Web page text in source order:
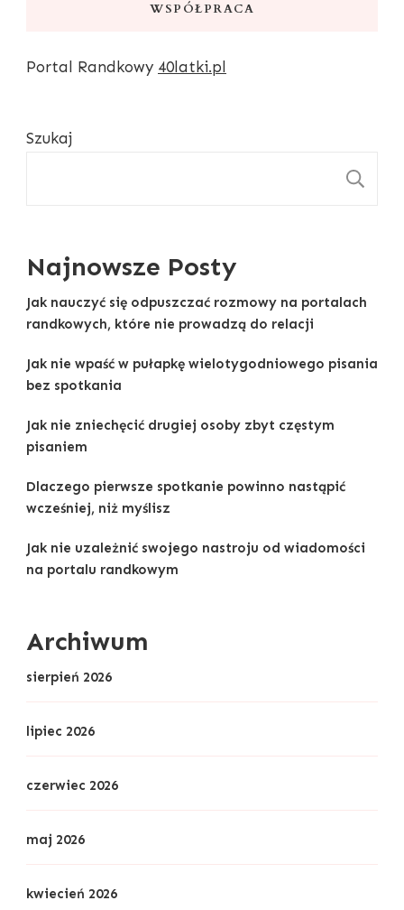
WSPÓŁPRACA
Portal Randkowy 40latki.pl
Szukaj
Najnowsze Posty
Jak nauczyć się odpuszczać rozmowy na portalach
randkowych, które nie prowadzą do relacji
Jak nie wpaść w pułapkę wielotygodniowego pisania
bez spotkania
Jak nie zniechęcić drugiej osoby zbyt częstym
pisaniem
Dlaczego pierwsze spotkanie powinno nastąpić
wcześniej, niż myślisz
Jak nie uzależnić swojego nastroju od wiadomości
na portalu randkowym
Archiwum
sierpień 2026
lipiec 2026
czerwiec 2026
maj 2026
kwiecień 2026